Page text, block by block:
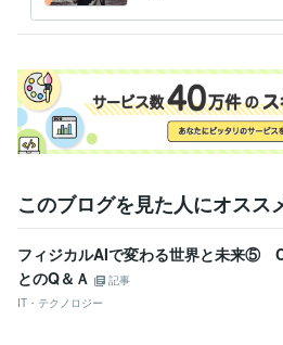
このブログを見た人にオスス
フィジカルAIで変わる世界と未来⑤
とのQ＆Ａ
記事
IT・テクノロジー